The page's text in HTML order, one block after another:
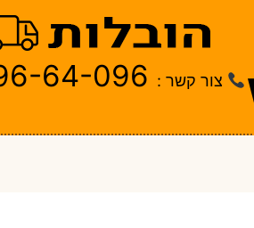
צור קשר : 64-096